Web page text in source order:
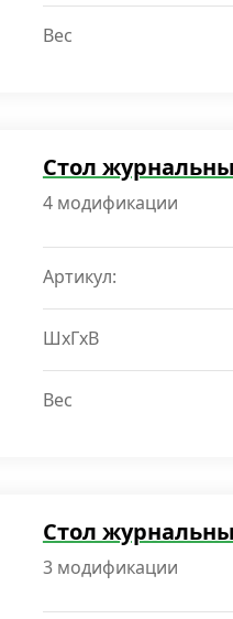
Вес
Стол
4 модификации
Артикул:
ШxГxВ
Вес
Стол
3 модификации